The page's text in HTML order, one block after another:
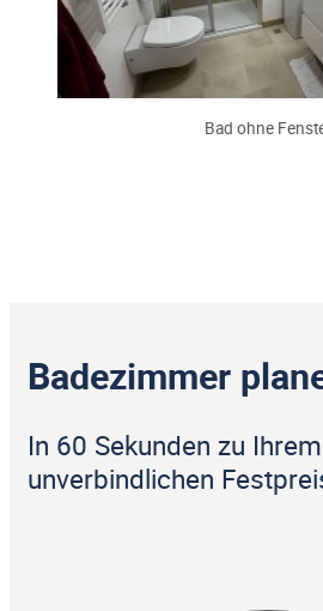
Bad ohne
Badezimmer
In 60 Sekunden zu Ihrem
unverbindlichen